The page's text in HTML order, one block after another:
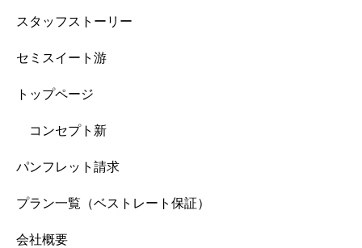
スタッフストーリー
セミスイート游
トップページ
コンセプト新
パンフレット請求
プラン一覧（ベストレート保証）
会社概要